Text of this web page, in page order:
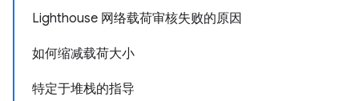
Lighthouse 网络载荷审核失败的原因
如何缩减载荷大小
特定于堆栈的指导